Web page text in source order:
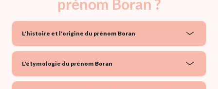
prénom Boran ?
L'histoire et l'origine du prénom Boran
L'étymologie du prénom Boran